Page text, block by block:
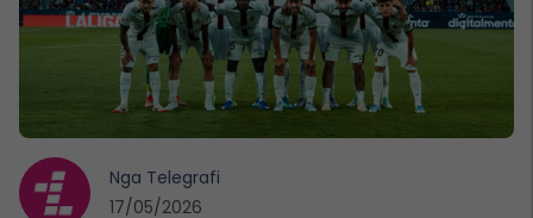
Nga Telegrafi
17/05/2026